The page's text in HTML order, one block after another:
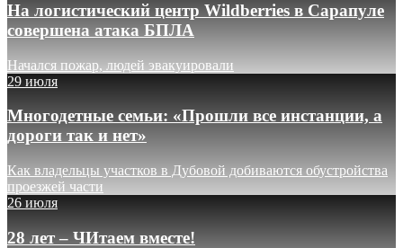
На логистический центр Wildberries в Сарапуле
совершена атака БПЛА
Начался пожар, людей эвакуировали
29 июля
Многодетные семьи: «Прошли все инстанции, а
дороги так и нет»
Как владельцы участков в Дубовой добиваются обустройства
проезжей части
26 июля
28 лет – ЧИтаем вместе!